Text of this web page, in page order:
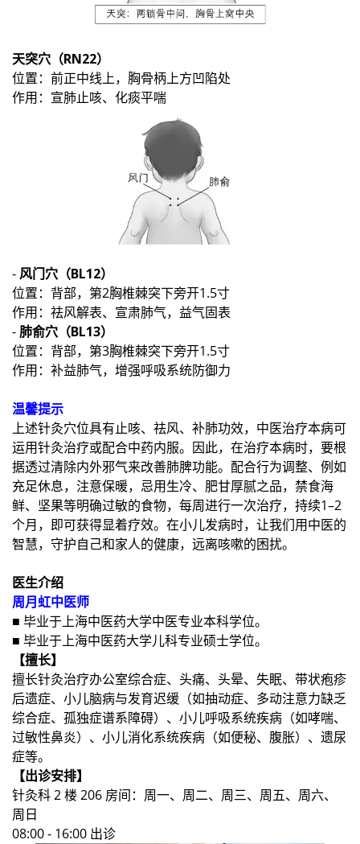
天突穴（RN22）
位置：前正中线上，胸骨柄上方凹陷处
作用：宣肺止咳、化痰平喘
-风门穴（BL12）
位置：背部，第2胸椎棘突下旁开1.5寸
作用：祛风解表、宣肃肺气，益气固表
- 肺俞穴（BL13）
位置：背部，第3胸椎棘突下旁开1.5寸
作用：补益肺气，增强呼吸系统防御力
温馨提示
上述针灸穴位具有止咳、祛风、补肺功效，中医治疗本病可
运用针灸治疗或配合中药内服。因此，在治疗本病时，要根
据透过清除内外邪气来改善肺脾功能。配合行为调整、例如
充足休息，注意保暖，忌用生冷、肥甘厚腻之品，禁食海
鲜、坚果等明确过敏的食物，每周进行一次治疗，持续1–2
个月，即可获得显着疗效。在小儿发病时，让我们用中医的
智慧，守护自己和家人的健康，远离咳嗽的困扰。
医生介绍
周月虹中医师
■ 毕业于上海中医药大学中医专业本科学位。
■ 毕业于上海中医药大学儿科专业硕士学位。
【擅长】
擅长针灸治疗办公室综合症、头痛、头晕、失眠、带状疱疹
后遗症、小儿脑病与发育迟缓（如抽动症、多动注意力缺乏
综合症、孤独症谱系障碍）、小儿呼吸系统疾病（如哮喘、
过敏性鼻炎）、小儿消化系统疾病（如便秘、腹胀）、遗尿
症等。
【出诊安排】
针灸科 2 楼 206 房间：周一、周二、周三、周五、周六、
周日
08:00 - 16:00 出诊